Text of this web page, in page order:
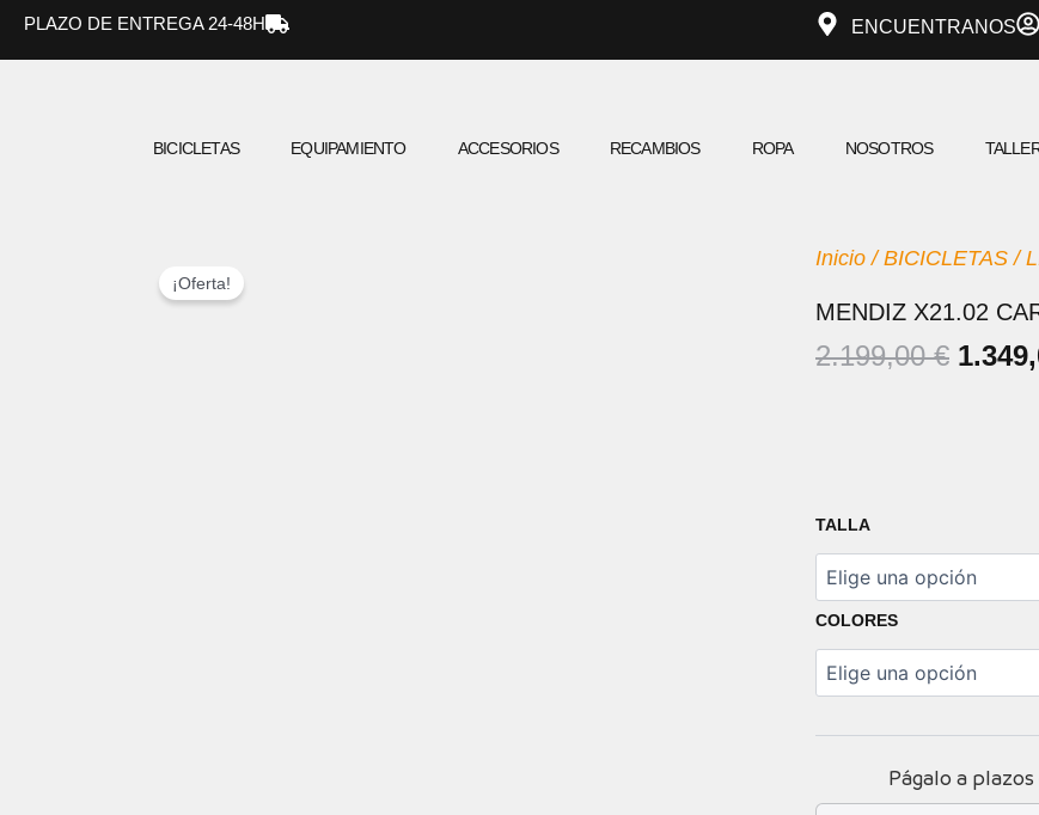
PLAZO DE ENTREGA 24-48H ENCUENTRANOS
BICICLETAS EQUIPAMIENTO ACCESORIOS RECAMBIOS ROPA NOSOTROS
¡Oferta!
Inicio /BICICLETAS /
MENDIZ X21.02
2.199,00€ EL
TALLA
COLORES
Págalo a
mendiz
cantidad